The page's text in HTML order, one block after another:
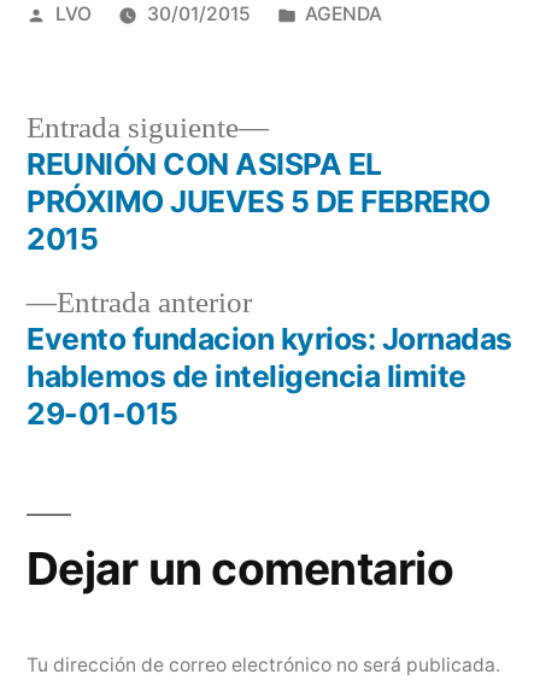
Publicado
LVO 30/01/2015
Publicado
AGENDA
Navegación
de
entradas
Entrada anteriorEntrada
anterior:
Evento fundacion kyrios: Jornadas
hablemos de inteligencia limite
29-01-015
Entrada siguiente
Entrada
siguiente:
REUNIÓN CON ASISPA EL
PRÓXIMO JUEVES 5 DE FEBRERO
2015
Dejar un comentario
Tu dirección de correo electrónico no será publicada.